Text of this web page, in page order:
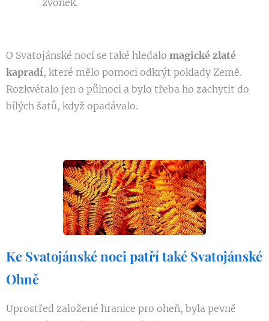
zvonek.
O Svatojánské noci se také hledalo magické zlaté
kapradí, které mělo pomoci odkrýt poklady Země.
Rozkvétalo jen o půlnoci a bylo třeba ho zachytit do
bílých šatů, když opadávalo.
Ke Svatojánské noci patří také Svatojánské
Ohně
Uprostřed založené hranice pro oheň, byla pevně